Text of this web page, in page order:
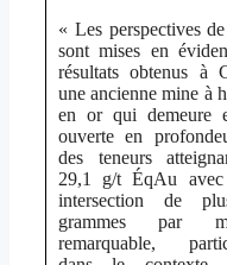
« Les perspectives
sont mises en
résultats obtenus à
une ancienne mine à
en or qui demeure
ouverte en
des teneurs
29,1 g/t ÉqAu
intersection de
grammes par
remarquable,